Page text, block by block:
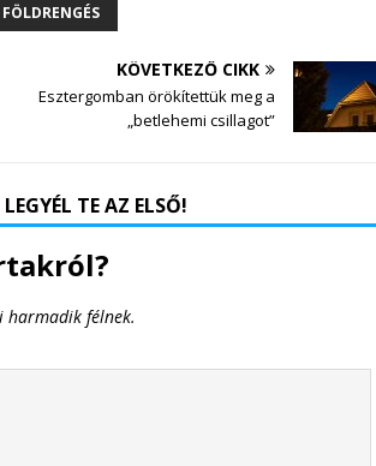
KÖVETKEZŐ CIKK
Esztergomban örökítettük meg a
„betlehemi csillagot”
TE AZ ELSŐ!
harmadik félnek.